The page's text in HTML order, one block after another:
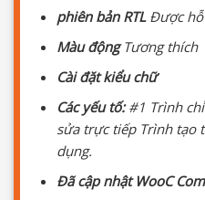
phiên bản RTLĐược
Màu độngTương thích
Cài đặt kiểu chữ
Các yếu tố:#1 Trình
sửa trực tiếp Trình tạo
dụng.
Đã cập nhật WooC